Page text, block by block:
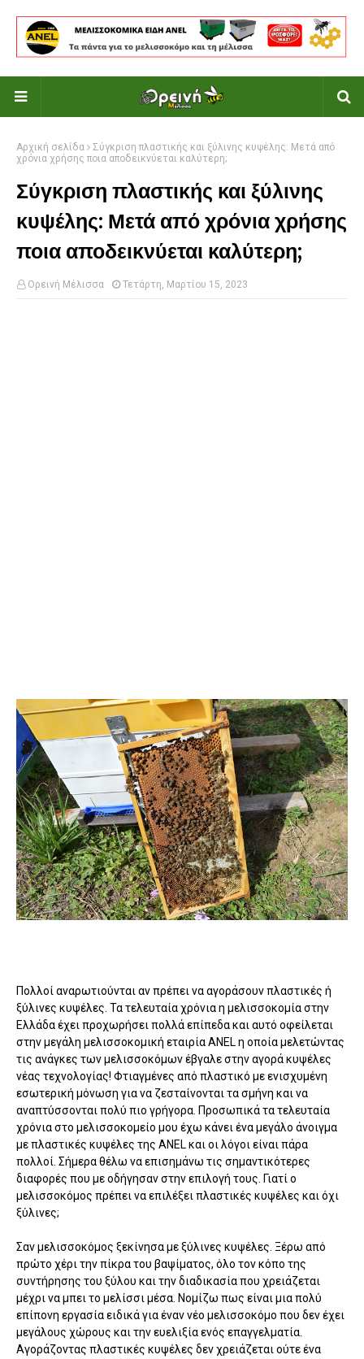
Αρχική σελίδα
Σύγκριση πλαστικής και ξύλινης κυψέλης: Μετά από
χρόνια χρήσης ποια αποδεικνύεται καλύτερη;
Σύγκριση πλαστικής και ξύλινης
κυψέλης: Μετά από χρόνια χρήσης
ποια αποδεικνύεται καλύτερη;
Ορεινή Μέλισσα Τετάρτη, Μαρτίου 15, 2023
Πολλοί αναρωτιούνται αν πρέπει να αγοράσουν πλαστικές ή
ξύλινες κυψέλες. Τα τελευταία χρόνια η μελισσοκομία στην
Ελλάδα έχει προχωρήσει πολλά επίπεδα και αυτό οφείλεται
στην μεγάλη μελισσοκομική εταιρία ANEL η οποία μελετώντας
τις ανάγκες των μελισσοκόμων έβγαλε στην αγορά κυψέλες
νέας τεχνολογίας! Φτιαγμένες από πλαστικό με ενισχυμένη
εσωτερική μόνωση για να ζεσταίνονται τα σμήνη και να
αναπτύσσονται πολύ πιο γρήγορα. Προσωπικά τα τελευταία
χρόνια στο μελισσοκομείο μου έχω κάνει ένα μεγάλο άνοιγμα
με πλαστικές κυψέλες της ANEL και οι λόγοι είναι πάρα
πολλοί. Σήμερα θέλω να επισημάνω τις σημαντικότερες
διαφορές που με οδήγησαν στην επιλογή τους. Γιατί ο
μελισσοκόμος πρέπει να επιλέξει πλαστικές κυψέλες και όχι
ξύλινες;
Σαν μελισσοκόμος ξεκίνησα με ξύλινες κυψέλες. Ξέρω από
πρώτο χέρι την πίκρα του βαψίματος, όλο τον κόπο της
συντήρησης του ξύλου και την διαδικασία που χρειάζεται
μέχρι να μπει το μελίσσι μέσα. Νομίζω πως είναι μια πολύ
επίπονη εργασία ειδικά για έναν νέο μελισσοκόμο που δεν έχει
μεγάλους χώρους και την ευελιξία ενός επαγγελματία.
Αγοράζοντας πλαστικές κυψέλες δεν χρειάζεται ούτε ένα